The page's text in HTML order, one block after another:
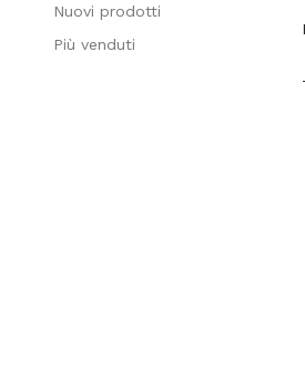
Nuovi prodotti
Più venduti